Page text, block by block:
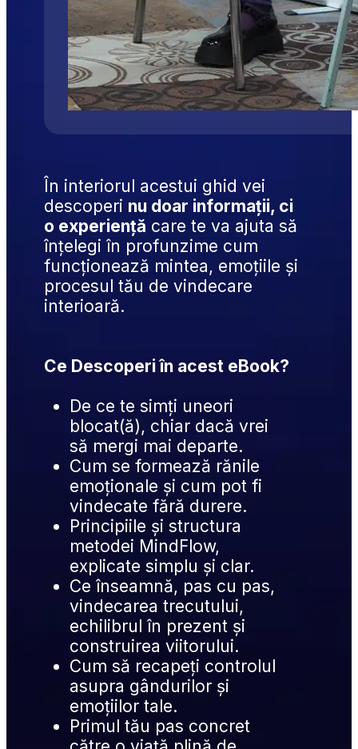
În interiorul acestui ghid vei
descoperi nu doar informații, ci
o experiență care te va ajuta să
înțelegi în profunzime cum
funcționează mintea, emoțiile și
procesul tău de vindecare
interioară.
Ce Descoperi în acest eBook?
De ce te simți uneori
blocat(ă), chiar dacă vrei
să mergi mai departe.
Cum se formează rănile
emoționale și cum pot fi
vindecate fără durere.
Principiile și structura
metodei MindFlow,
explicate simplu și clar.
Ce înseamnă, pas cu pas,
vindecarea trecutului,
echilibrul în prezent și
construirea viitorului.
Cum să recapeți controlul
asupra gândurilor și
emoțiilor tale.
Primul tău pas concret